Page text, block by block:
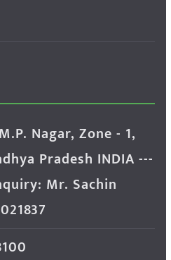
Nagar, Zone - 1,
Pradesh INDIA ---
Mr. Sachin